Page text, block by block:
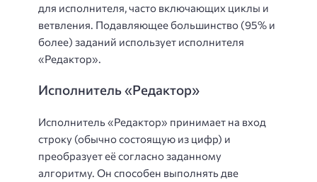
для исполнителя, часто включающих циклы и
ветвления. Подавляющее большинство (95% и
более) заданий использует исполнителя
«Редактор».
Исполнитель «Редактор»
Исполнитель «Редактор» принимает на вход
строку (обычно состоящую из цифр) и
преобразует её согласно заданному
алгоритму. Он способен выполнять две